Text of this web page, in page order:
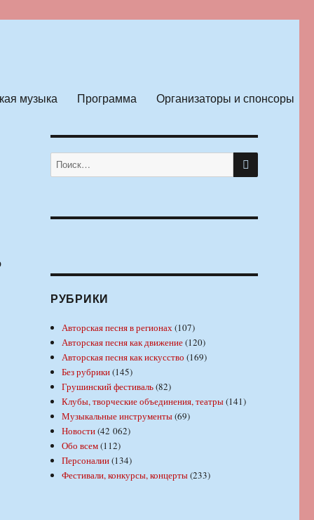
музыка Программа Организаторы и спонсоры
Искать: ПОИСК
РУБРИКИ
Авторская песня в регионах(107)
Авторская песня как движение(120)
Авторская песня как искусство (169)
Без рубрики(145)
Грушинский фестиваль(82)
Клубы, творческие объединения, театры(141)
Музыкальные инструменты(69)
Новости(42 062)
Обо всем(112)
Персоналии(134)
Фестивали, конкурсы, концерты(233)